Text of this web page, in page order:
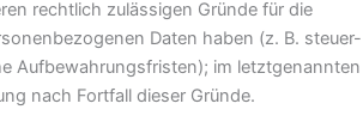
rechtlich zulässigen Gründe für die
Daten haben (z. B. steuer-
Aufbewahrungsfristen); im letztgenannten
nach Fortfall dieser Gründe.